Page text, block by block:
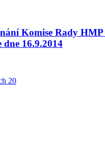
Komise Rady
dne 16.9.2014
20